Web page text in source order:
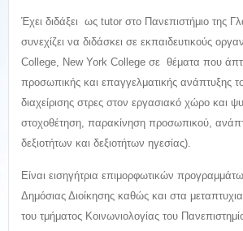
Έχει διδάξει ως tutor στο Πανεπιστήμιο της
συνεχίζει να διδάσκει σε εκπαιδευτικούς
College, Νew York College σε θέματα που
προσωπικής και επαγγελματικής ανάπτυξης
διαχείρισης στρες στον εργασιακό χώρο και
στοχοθέτηση, παρακίνηση προσωπικού,
δεξιοτήτων και δεξιοτήτων ηγεσίας).
Είναι εισηγήτρια επιμορφωτικών
Δημόσιας Διοίκησης καθώς και στα
του τμήματος Κοινωνιολογίας του